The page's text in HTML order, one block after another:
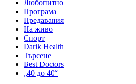
Любопитно
Програма
Предавания
На живо
Спорт
Darik Health
Търсене
Best Doctors
„40 до 40“